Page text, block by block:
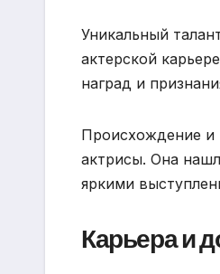
Уникальный
актерской
наград и
Происхождение и
актрисы. Она
яркими
Карьера и